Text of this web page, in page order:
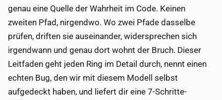
genau eine Quelle der Wahrheit im Code. Keinen
zweiten Pfad, nirgendwo. Wo zwei Pfade dasselbe
prüfen, driften sie auseinander, widersprechen sich
irgendwann und genau dort wohnt der Bruch. Dieser
Leitfaden geht jeden Ring im Detail durch, nennt einen
echten Bug, den wir mit diesem Modell selbst
aufgedeckt haben, und liefert dir eine 7-Schritte-